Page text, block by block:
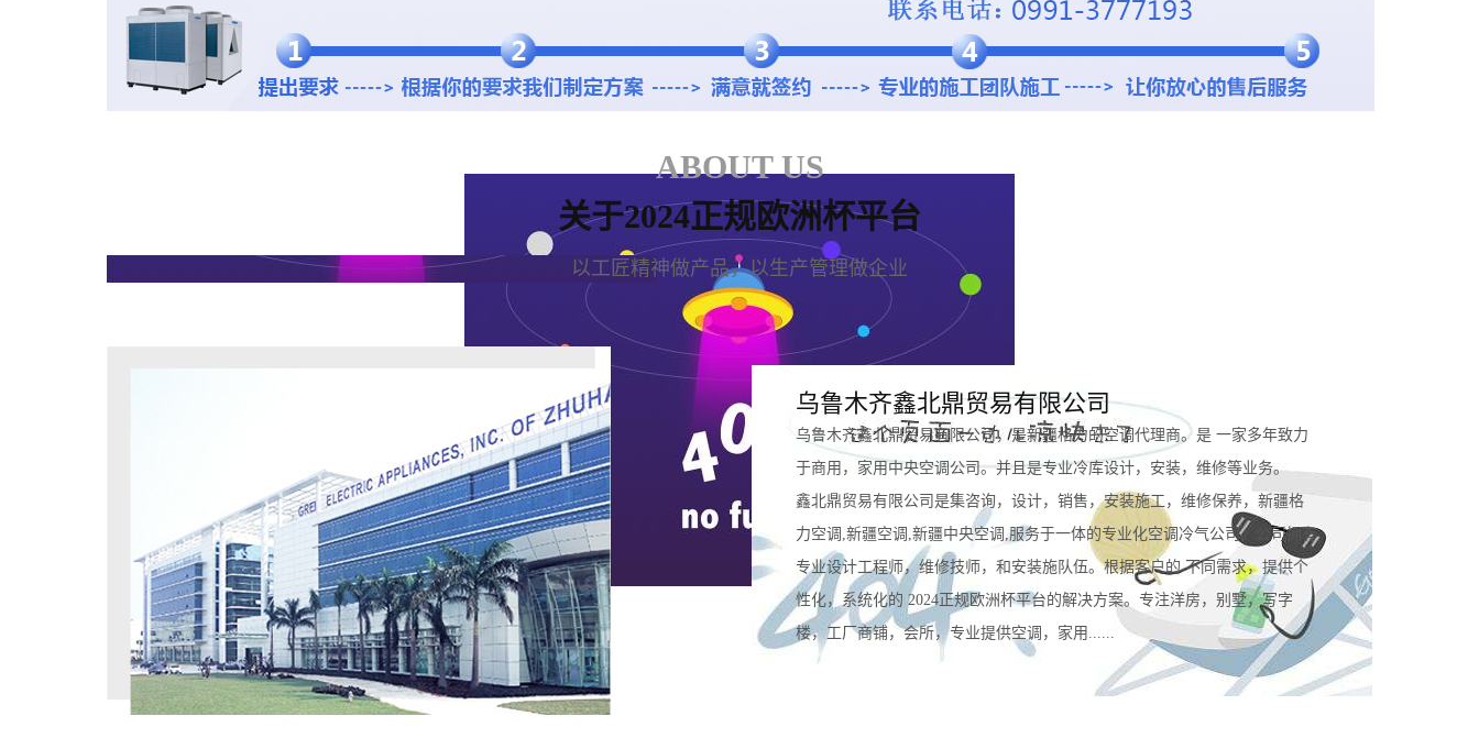
ABOUT US
关于2024正规欧洲杯平台
以工匠精神做产品，以生产管理做企业
乌鲁木齐鑫北鼎贸易有限公司
乌鲁木齐鑫北鼎贸易有限公司，是新疆格力的空调代理商。是 一家多年致力
于商用，家用中央空调公司。并且是专业冷库设计，安装，维修等业务。
鑫北鼎贸易有限公司是集咨询，设计，销售，安装施工，维修保养，新疆格
力空调,新疆空调,新疆中央空调,服务于一体的专业化空调冷气公司。公司拥有
专业设计工程师，维修技师，和安装施队伍。根据客户的 不同需求，提供个
性化，系统化的 2024正规欧洲杯平台的解决方案。专注洋房，别墅，写字
楼，工厂商铺，会所，专业提供空调，家用......